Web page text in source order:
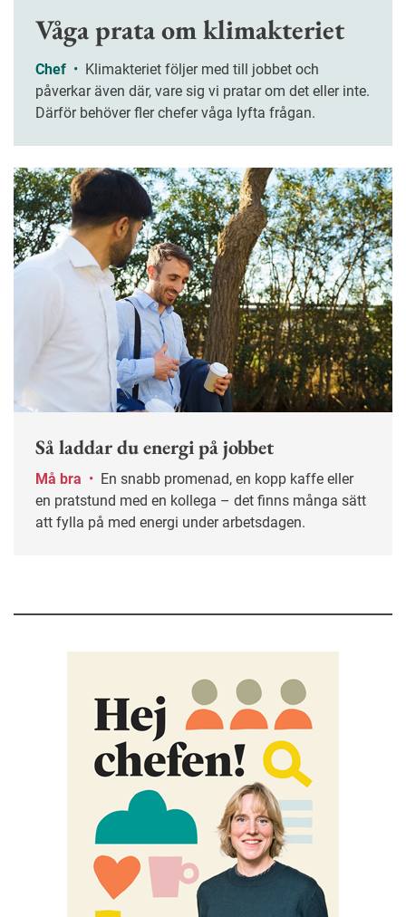
Våga prata om klimakteriet
Chef •
påverkar även där, vare sig vi pratar om det eller inte.
Därför behöver fler chefer våga lyfta frågan.
Så laddar du energi på jobbet
Må bra •
en pratstund med en kollega – det finns många sätt
att fylla på med energi under arbetsdagen.